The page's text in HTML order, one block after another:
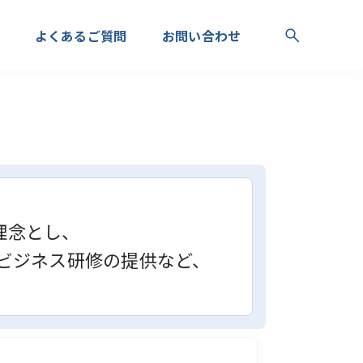
よくあるご質問 お問い合わせ
とし、
ネス研修の提供など、